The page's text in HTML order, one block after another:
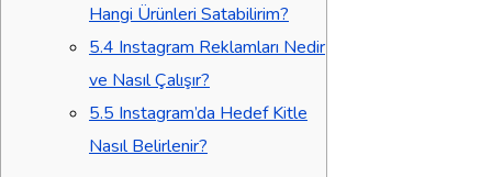
Hangi Ürünleri Satabilirim?
5.4 Instagram Reklamları Nedir
ve Nasıl Çalışır?
5.5 Instagram’da Hedef Kitle
Nasıl Belirlenir?